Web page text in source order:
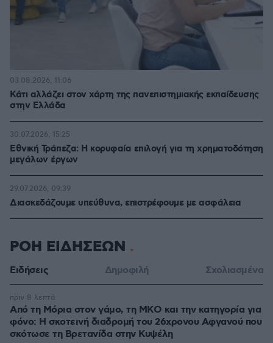
Κάτι αλλάζει στον χάρτη της πανεπιστημιακής εκπαίδευσης
στην Ελλάδα
03.08.2026, 11:06
Εθνική Τράπεζα: Η κορυφαία επιλογή για τη χρηματοδότηση
μεγάλων έργων
30.07.2026, 15:25
Διασκεδάζουμε υπεύθυνα, επιστρέφουμε με ασφάλεια
29.07.2026, 09:39
ΡΟΗ ΕΙΔΗΣΕΩΝ
Ειδήσεις Δημοφιλή Σχολιασμένα
Από τη Μόρια στον γάμο, τη ΜΚΟ και την κατηγορία για
φόνο: Η σκοτεινή διαδρομή του 26χρονου Αφγανού που
σκότωσε τη Βρετανίδα στην Κυψέλη
πριν 8 λεπτά